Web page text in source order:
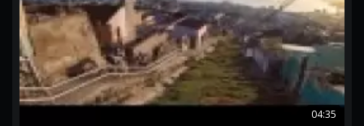
04:35